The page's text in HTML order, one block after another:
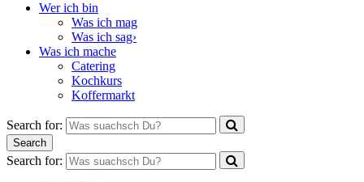
Wer ich bin
Was ich mag
Was ich sag›
Was ich mache
Catering
Kochkurs
Koffermarkt
Search for:
Search
Search for: